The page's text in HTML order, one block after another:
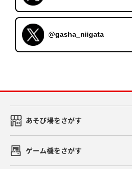
@gasha_niigata
あそび場をさがす
ゲーム機をさがす